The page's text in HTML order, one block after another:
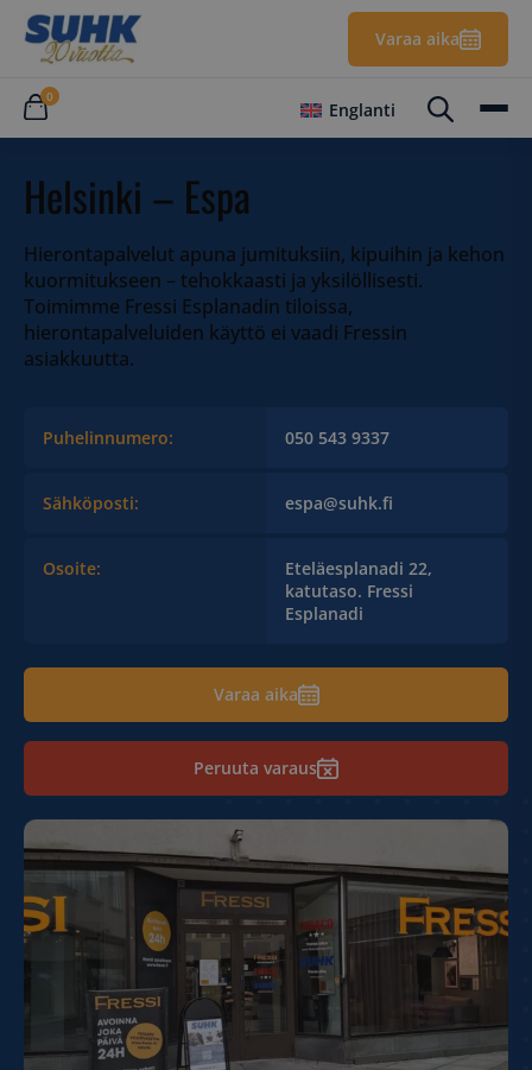
Varaa aika
0
Englanti
Helsinki – Espa
Hierontapalvelut apuna jumituksiin, kipuihin ja kehon
kuormitukseen – tehokkaasti ja yksilöllisesti.
Toimimme Fressi Esplanadin tiloissa,
hierontapalveluiden käyttö ei vaadi Fressin
asiakkuutta.
Puhelinnumero: 050 543 9337
Sähköposti: espa@suhk.fi
Osoite:
Eteläesplanadi 22,
katutaso. Fressi
Esplanadi
Varaa aika
Peruuta varaus